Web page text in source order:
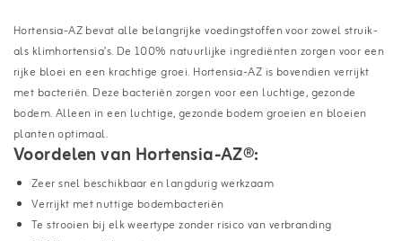
Hortensia-AZ bevat alle belangrijke voedingstoffen voor zowel struik-
als klimhortensia’s. De 100% natuurlijke ingrediënten zorgen voor een
rijke bloei en een krachtige groei. Hortensia-AZ is bovendien verrijkt
met bacteriën. Deze bacteriën zorgen voor een luchtige, gezonde
bodem. Alleen in een luchtige, gezonde bodem groeien en bloeien
planten optimaal.
Voordelen van Hortensia-AZ®:
Zeer snel beschikbaar en langdurig werkzaam
Verrijkt met nuttige bodembacteriën
Te strooien bij elk weertype zonder risico van verbranding